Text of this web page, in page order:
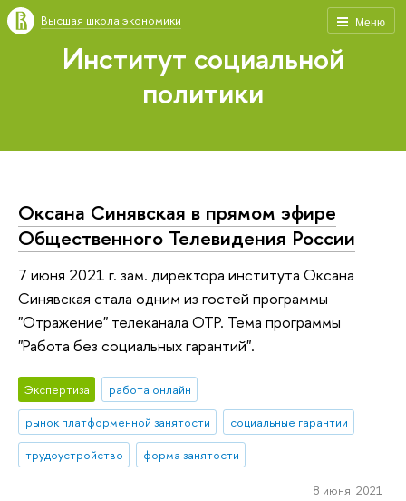
Меню
Высшая школа экономики
Институт социальной
политики
Оксана Синявская в прямом эфире
Общественного Телевидения России
7 июня 2021 г. зам. директора института Оксана
Синявская стала одним из гостей программы
"Отражение" телеканала ОТР. Тема программы
"Работа без социальных гарантий".
Экспертиза
работа онлайн
рынок платформенной занятости
социальные гарантии
трудоустройство
форма занятости
8 июня 2021